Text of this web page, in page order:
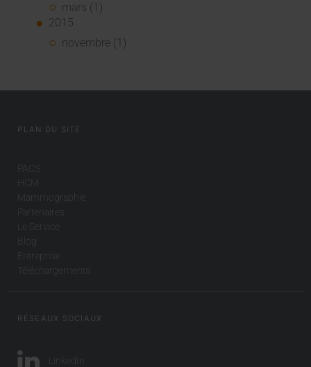
mars (1)
2015
novembre (1)
PLAN DU SITE
PACS
HCM
Mammographie
Partenaires
Le Service
Blog
Entreprise
Téléchargements
RÉSEAUX SOCIAUX
LinkedIn